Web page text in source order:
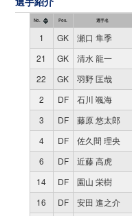
No. Pos. 選手名
1 GK 瀬口 隼季
21
GK 清水 龍一
22
GK 羽野 匡哉
2
DF 石川 颯海
3
DF 藤原 悠太郎
4
DF 佐久間 理央
6
DF 近藤 高虎
14
DF 園山 栄樹
16
DF 安田 進之介